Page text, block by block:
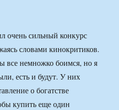
очень сильный конкурс
словами кинокритиков.
все немножко боимся, но я
есть и будут. У них
о богатстве
купить еще один